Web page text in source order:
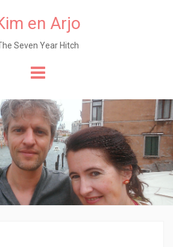
en Arjo
Seven Year Hitch